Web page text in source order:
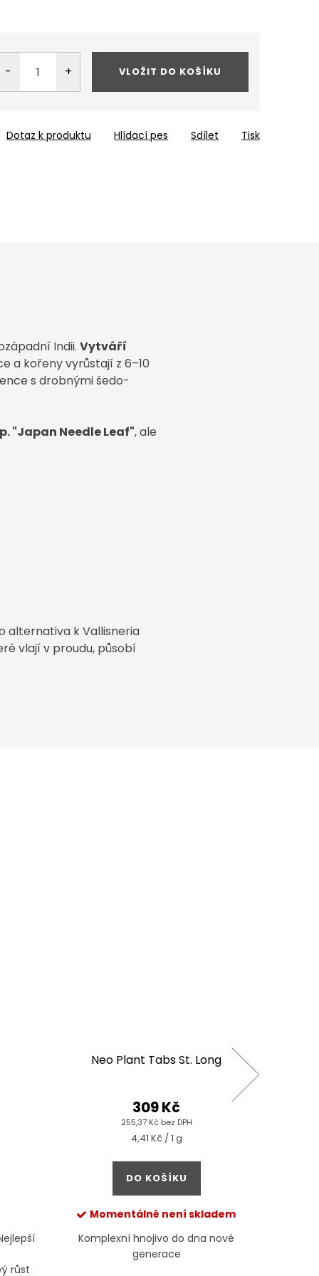
VLOŽIT DO KOŠÍKU
Tisk
Dotaz k produktu Hlídací pes Sdílet
Indii. Vytváří
a kořeny vyrůstají z 6–10
s drobnými šedo-
"Japan Needle Leaf", ale
alternativa k Vallisneria
vlají v proudu, působí
růst
Neo Plant Tabs St. Long
255,37 Kč bez DPH
309 Kč
Měrná
4,41 Kč / 1 g
DO KOŠÍKU
Momentálně není skladem
Komplexní hnojivo do dna nové
generace